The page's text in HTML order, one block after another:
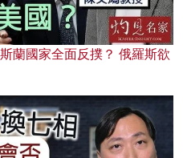
蘭國家全面反撲？ 俄羅斯欲